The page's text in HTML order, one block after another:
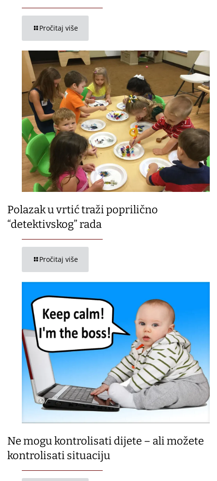
Pročitaj više
Polazak u vrtić traži poprilično
“detektivskog” rada
Pročitaj više
Ne mogu kontrolisati dijete – ali možete
kontrolisati situaciju